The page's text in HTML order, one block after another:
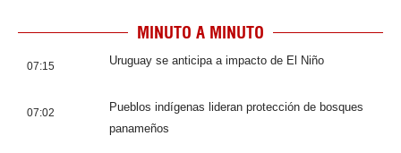
MINUTO A MINUTO
07:15 Uruguay se anticipa a impacto de El Niño
07:02
Pueblos indígenas lideran protección de bosques
panameños